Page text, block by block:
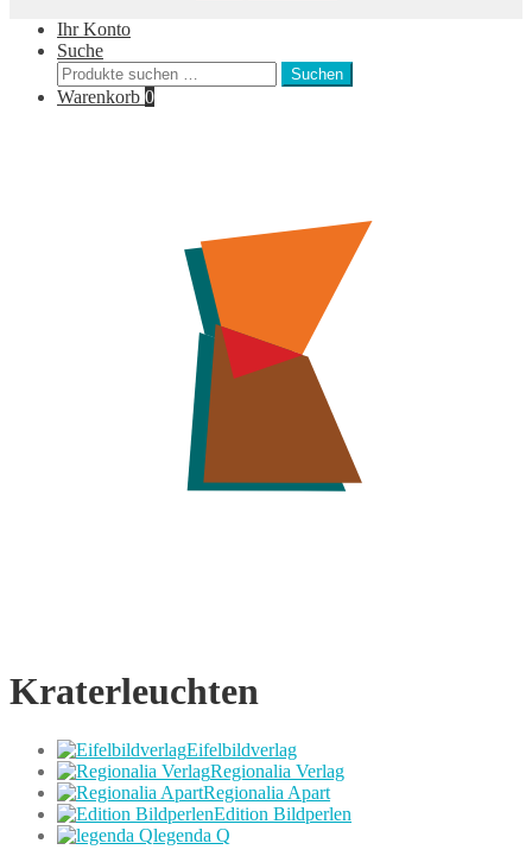
Ihr Konto
Suche
Suchen
nach:
Suchen
Warenkorb 0
Kraterleuchten
Eifelbildverlag
Regionalia Verlag
Regionalia Apart
Edition Bildperlen
legenda Q